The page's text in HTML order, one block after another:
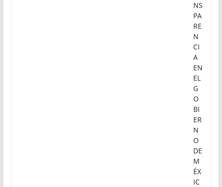
NS
PA
RE
N
CI
A
EN
EL
G
O
BI
ER
N
O
DE
M
ÉX
IC